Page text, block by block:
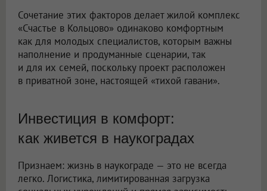
Сочетание этих факторов делает жилой комплекс
«Счастье в Кольцово» одинаково комфортным
как для молодых специалистов, которым важны
наполнение и продуманные сценарии, так
и для их семей, поскольку проект расположен
в приватной зоне, настоящей «тихой гавани».
Инвестиция в комфорт:
как живется в наукоградах
Признаем: жизнь в наукограде — это не всегда
легко. Логистика, лимитированная загрузка